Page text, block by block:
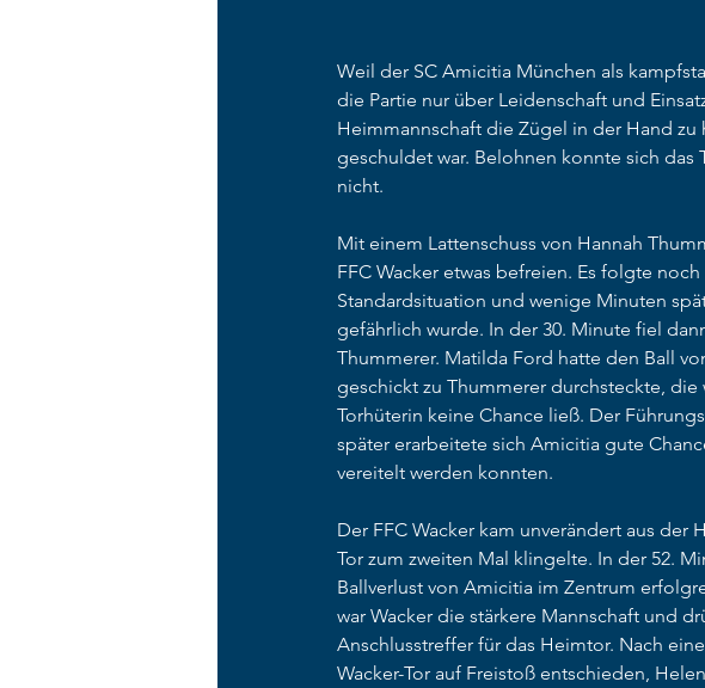
Weil der SC Amicitia München als
die Partie nur über Leidenschaft und
Heimmannschaft die Zügel in der Hand zu
geschuldet war. Belohnen konnte sich das
nicht.
Mit einem Lattenschuss von Hannah
FFC Wacker etwas befreien. Es folgte
Standardsituation und wenige Minuten
gefährlich wurde. In der 30. Minute fiel
Thummerer. Matilda Ford hatte den Ball
geschickt zu Thummerer durchsteckte,
Torhüterin keine Chance ließ. Der
später erarbeitete sich Amicitia gute
vereitelt werden konnten.
Der FFC Wacker kam unverändert aus
Tor zum zweiten Mal klingelte. In der 52.
Ballverlust von Amicitia im Zentrum
war Wacker die stärkere Mannschaft und
Anschlusstreffer für das Heimtor. Nach
Wacker-Tor auf Freistoß entschieden,